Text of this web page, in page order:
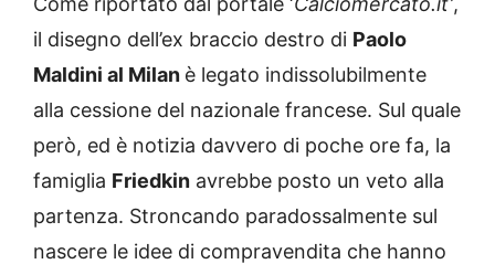
il disegno dell’ex braccio destro di Paolo
Maldini al Milan è legato indissolubilmente
alla cessione del nazionale francese. Sul quale
però, ed è notizia davvero di poche ore fa, la
famiglia Friedkin avrebbe posto un veto alla
partenza. Stroncando paradossalmente sul
nascere le idee di compravendita che hanno